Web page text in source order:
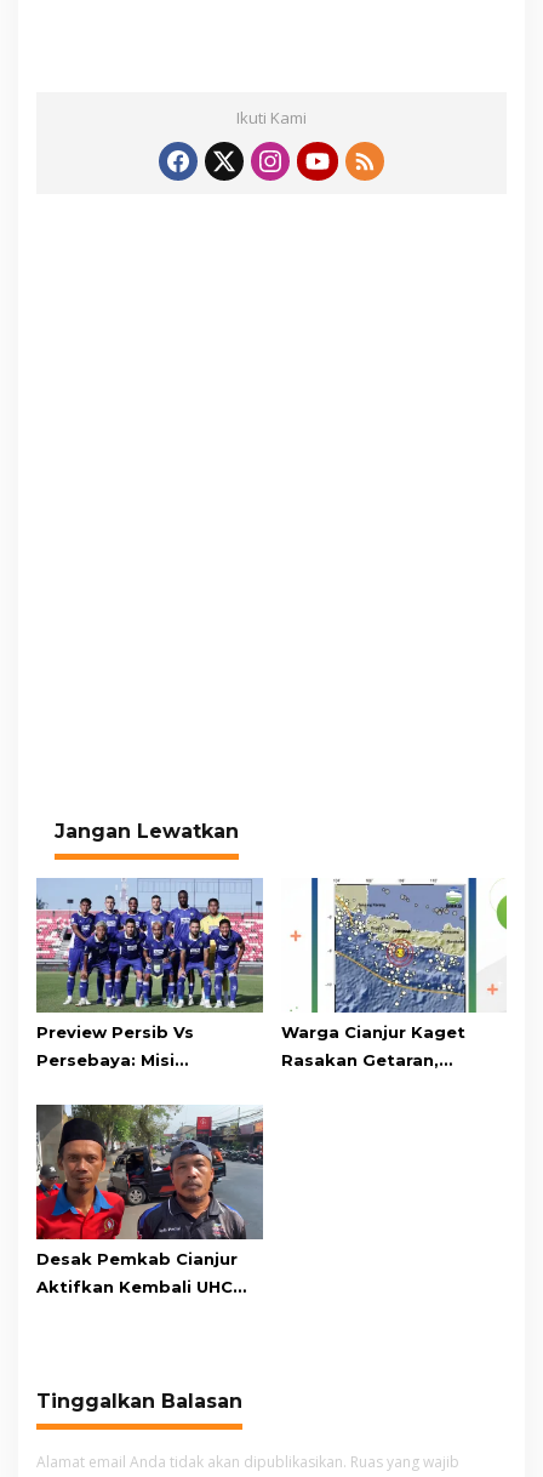
Ikuti Kami
Jangan Lewatkan
Preview Persib Vs
Persebaya: Misi
Juara Piala Presiden
Kedua
Warga Cianjur Kaget
Rasakan Getaran,
Desak Pemkab Cianjur
Aktifkan Kembali UHC
Tinggalkan Balasan
Alamat email Anda tidak akan dipublikasikan. Ruas yang wajib